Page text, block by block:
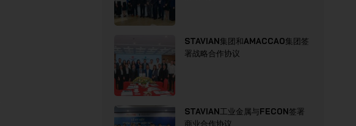
STAVIAN集团和AMACCAO集团签
署战略合作协议
STAVIAN工业金属与FECON签署
商业合作协议